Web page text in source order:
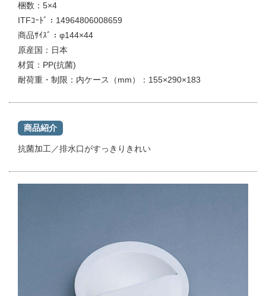
梱数：5×4
ITFｺｰﾄﾞ：14964806008659
商品ｻｲｽﾞ：φ144×44
原産国：日本
材質：PP(抗菌)
耐荷重・制限：内ケース（mm）：155×290×183
商品紹介
抗菌加工／排水口がすっきりきれい